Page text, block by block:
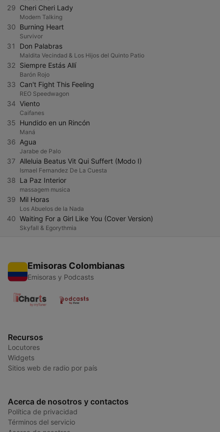
29 Cheri Cheri Lady
Modern Talking
30 Burning Heart
Survivor
31 Don Palabras
Maldita Vecindad & Los Hijos del Quinto Patio
32 Siempre Estás Allí
Barón Rojo
33 Can't Fight This Feeling
REO Speedwagon
34 Viento
Caifanes
35 Hundido en un Rincón
Maná
36 Agua
Jarabe de Palo
37 Alleluia Beatus Vit Qui Suffert (Modo I)
Ismael Fernandez De La Cuesta
38 La Paz Interior
massagem musica
39 Mil Horas
Los Abuelos de la Nada
40 Waiting For a Girl Like You (Cover Version)
Skyfall & Egorythmia
Emisoras Colombianas
Emisoras y Podcasts
Recursos
Locutores
Widgets
Sitios web de radio por país
Acerca de nosotros y contactos
Política de privacidad
Términos del servicio